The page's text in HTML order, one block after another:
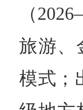
（
旅游、
模式；